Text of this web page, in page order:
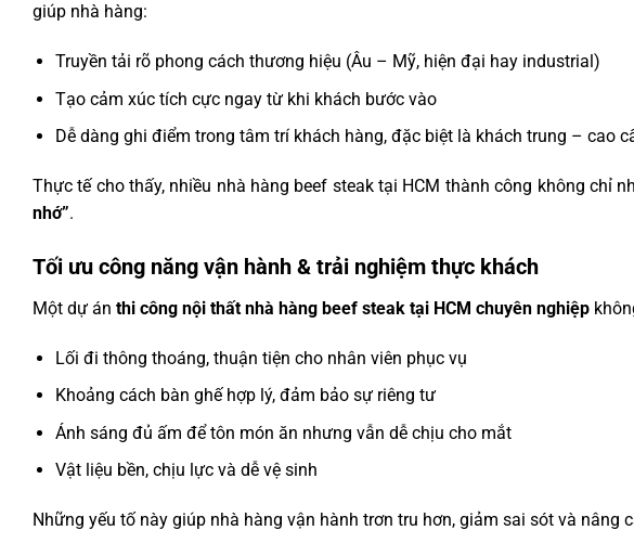
giúp nhà hàng:
Truyền tải rõ phong cách thương hiệu (Âu – Mỹ, hiện đại hay industrial)
Tạo cảm xúc tích cực ngay từ khi khách bước vào
Dễ dàng ghi điểm trong tâm trí khách hàng, đặc biệt là khách trung – cao
Thực tế cho thấy, nhiều nhà hàng beef steak tại HCM thành công không chỉ
nhớ”.
Tối ưu công năng vận hành & trải nghiệm thực khách
Một dự án thi công nội thất nhà hàng beef steak tại HCM chuyên nghiệp
Lối đi thông thoáng, thuận tiện cho nhân viên phục vụ
Khoảng cách bàn ghế hợp lý, đảm bảo sự riêng tư
Ánh sáng đủ ấm để tôn món ăn nhưng vẫn dễ chịu cho mắt
Vật liệu bền, chịu lực và dễ vệ sinh
Những yếu tố này giúp nhà hàng vận hành trơn tru hơn, giảm sai sót và nâng